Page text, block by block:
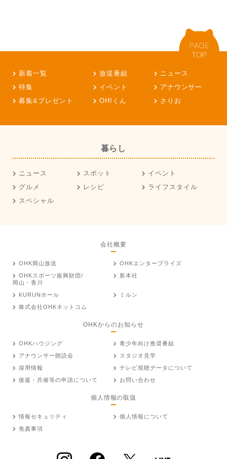
新着一覧 放送番組
ニュース
特集
イベント
アナウンサー
募集&プレゼント
OH!くん さりお
暮らし
ニュース スポット
イベント
グルメ
レシピ
ライフスタイル
スペシャル
会社概要
OHK岡山放送
OHKエンタープライズ
OHKスポーツ振興財団/
岡山・香川
新本社
KURUNホール
ミルン
株式会社OHKネットコム
OHKからのお知らせ
OHKハウジング
青少年向け推奨番組
アナウンサー朗読会
スタジオ見学
採用情報
テレビ視聴データについて
後援・共催等の申請について
お問い合わせ
個人情報の取扱
情報セキュリティ
個人情報について
免責事項